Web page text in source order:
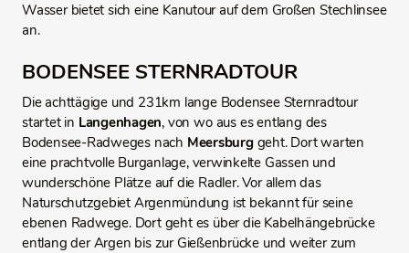
Wasser bietet sich eine Kanutour auf dem Großen Stechlinsee
an.
BODENSEE STERNRADTOUR
Die achttägige und 231km lange Bodensee Sternradtour
startet in Langenhagen, von wo aus es entlang des
Bodensee-Radweges nach Meersburggeht. Dort warten
eine prachtvolle Burganlage, verwinkelte Gassen und
wunderschöne Plätze auf die Radler. Vor allem das
Naturschutzgebiet Argenmündung ist bekannt für seine
ebenen Radwege. Dort geht es über die Kabelhängebrücke
entlang der Argen bis zur Gießenbrücke und weiter zum